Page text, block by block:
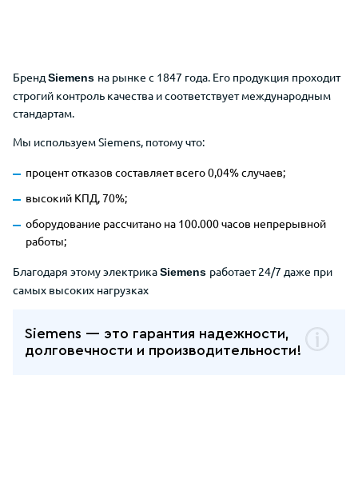
БрендSiemens на рынке с 1847 года. Его продукция проходит
строгий контроль качества и соответствует международным
стандартам.
Мы используем Siemens, потому что:
процент отказов составляет всего 0,04% случаев;
высокий КПД, 70%;
оборудование рассчитано на 100.000 часов непрерывной
работы;
Благодаря этому электрикаSiemens работает 24/7 даже при
самых высоких нагрузках
Siemens — это гарантия надежности,
долговечности и производительности!